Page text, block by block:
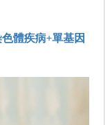
體疾病+單基因